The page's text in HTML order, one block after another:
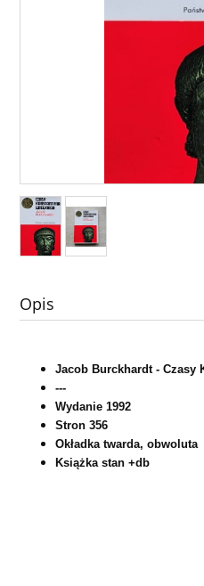
Opis
Jacob Burckhardt - Czasy
---
Wydanie 1992
Stron 356
Okładka twarda, obwoluta
Książka stan +db